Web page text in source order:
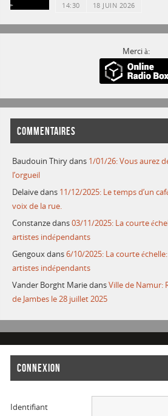
14:30 18 JUIN 2026
Merci à:
COMMENTAIRES
Baudouin Thirydans 1/01/26: Vous aurez
l’orgueil
Delaivedans 11/12/2025: Le temps d’un
voix de la rue.
Constanzedans03/11/2025: La courte
artistes indépendants
Gengouxdans6/10/2025: La courte
artistes indépendants
Vander Borght MariedansVille de Namur:
de Jambes le 28 juillet 2025
CONNEXION
Identifiant